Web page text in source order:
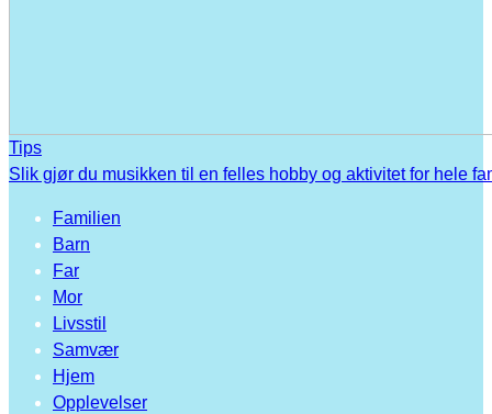
Tips
Slik gjør du musikken til en felles hobby og aktivitet for hele
Familien
Barn
Far
Mor
Livsstil
Samvær
Hjem
Opplevelser